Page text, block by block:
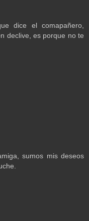
dice el comapañero,
declive, es porque no te
sumos mis deseos